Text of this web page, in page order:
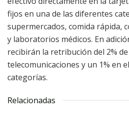
fijos en una de las diferentes
supermercados, comida rápida,
y laboratorios médicos. En
recibirán la retribución del 2%
telecomunicaciones y un 1% en
categorías.
Relacionadas